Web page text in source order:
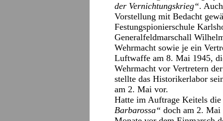
der Vernichtungskrieg“.
Vorstellung mit Bedacht
Festungspionierschule
Generalfeldmarschall
Wehrmacht sowie je ein
Luftwaffe am 8. Mai 1945,
Wehrmacht vor Vertretern
stellte das Historikerlabor
am 2. Mai vor.
Hatte im Auftrage Keitels die
Barbarossa“ doch am 2.